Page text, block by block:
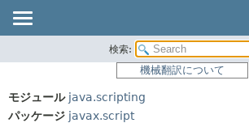
パッケージ
サマリー:
ネスト済
検索:
機械翻訳について
モジュール java.scripting
パッケージ javax.script